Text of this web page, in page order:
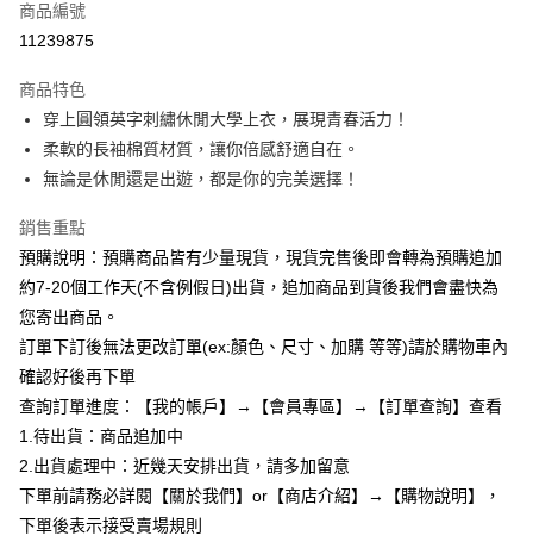
超商取貨付款
Apple Pay
街口支付
Google Pay
全支付
【關於「AFTEE先享後付」】
AFTEE先享後付是「在收到商品之後才付款」的支付方式。 讓您購物簡單
便利好安心！
１．簡單：不需註冊會員、不需綁卡、不需儲值。
２．便利：只要手機號碼，簡訊認證，即可結帳。
３．安心：先確認商品／服務後，再付款。
ATM付款
運送方式
全家付款取貨
每筆NT$85，滿NT$799(含以上)免運費
商品編號
11239875
商品特色
穿上圓領英字刺繡休閒大學上衣，展現青春活力！
柔軟的長袖棉質材質，讓你倍感舒適自在。
無論是休閒還是出遊，都是你的完美選擇！
銷售重點
預購說明：預購商品皆有少量現貨，現貨完售後即會轉為預購追加
約7-20個工作天(不含例假日)出貨，追加商品到貨後我們會盡快為
您寄出商品。
訂單下訂後無法更改訂單(ex:顏色、尺寸、加購 等等)請於購物車內
確認好後再下單
查詢訂單進度：【我的帳戶】→【會員專區】→【訂單查詢】查看
1.待出貨：商品追加中
2.出貨處理中：近幾天安排出貨，請多加留意
下單前請務必詳閱【關於我們】or【商店介紹】→【購物說明】，
下單後表示接受賣場規則